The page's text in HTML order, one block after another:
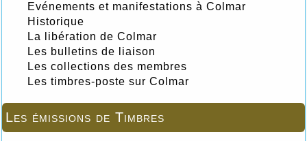
Evénements et manifestations à Colmar
Historique
La libération de Colmar
Les bulletins de liaison
Les collections des membres
Les timbres-poste sur Colmar
Les émissions de Timbres